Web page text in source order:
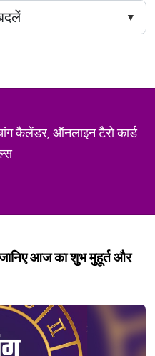
कैलेंडर, ऑनलाइन टैरो कार्ड
आज का शुभ मुहूर्त और